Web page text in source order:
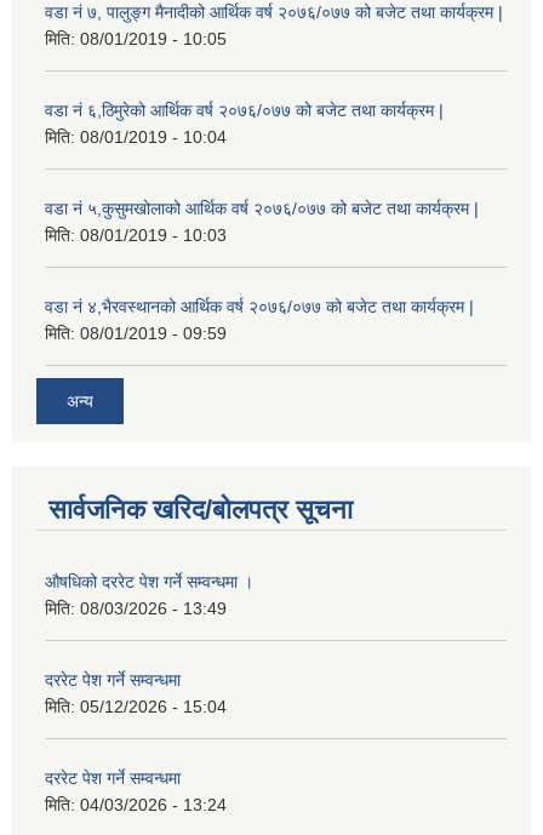
वडा नं ७, पालुङ्ग मैनादीको आर्थिक वर्ष २०७६/०७७ को बजेट तथा कार्यक्रम |
मिति: 08/01/2019 - 10:05
वडा नं ६,ठिमुरेको आर्थिक वर्ष २०७६/०७७ को बजेट तथा कार्यक्रम |
मिति: 08/01/2019 - 10:04
वडा नं ५,कुसुमखोलाको आर्थिक वर्ष २०७६/०७७ को बजेट तथा कार्यक्रम |
मिति: 08/01/2019 - 10:03
वडा नं ४,भैरवस्थानको आर्थिक वर्ष २०७६/०७७ को बजेट तथा कार्यक्रम |
मिति: 08/01/2019 - 09:59
अन्य
सार्वजनिक खरिद/बोलपत्र सूचना
औषधिको दररेट पेश गर्ने सम्वन्धमा ।
मिति: 08/03/2026 - 13:49
दररेट पेश गर्ने सम्वन्धमा
मिति: 05/12/2026 - 15:04
दररेट पेश गर्ने सम्वन्धमा
मिति: 04/03/2026 - 13:24